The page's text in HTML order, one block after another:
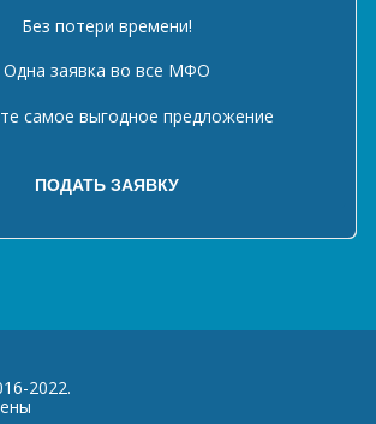
Без потери времени!
Одна заявка во все МФО
самое выгодное предложение
2022.